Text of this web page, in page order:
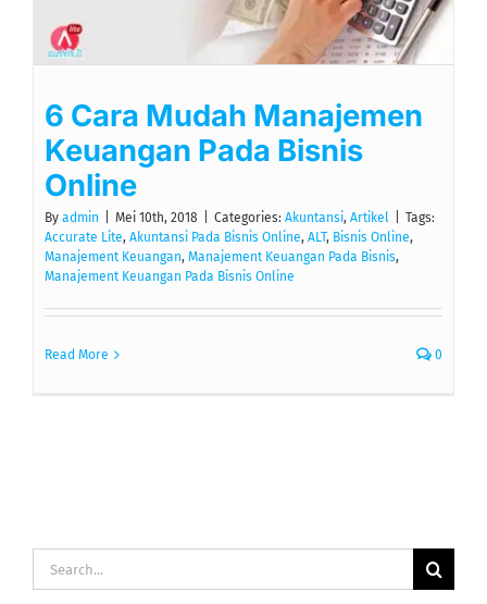
6 Cara Mudah Manajemen
Keuangan Pada Bisnis
Online
By admin Mei 10th, 2018 Categories: Akuntansi, Artikel
Tags:
Accurate Lite, Akuntansi Pada Bisnis Online, ALT, Bisnis Online,
Manajement Keuangan, Manajement Keuangan Pada Bisnis,
Manajement Keuangan Pada Bisnis Online
Read More 0
Search
for: